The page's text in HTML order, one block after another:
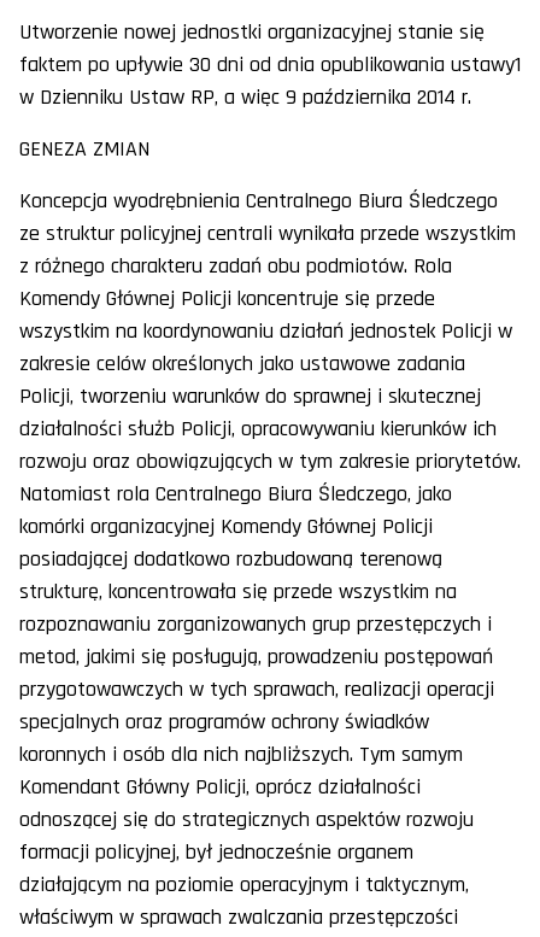
Utworzenie nowej jednostki organizacyjnej stanie się
faktem po upływie 30 dni od dnia opublikowania ustawy1
w Dzienniku Ustaw RP, a więc 9 października 2014 r.
GENEZA ZMIAN
Koncepcja wyodrębnienia Centralnego Biura Śledczego
ze struktur policyjnej centrali wynikała przede wszystkim
z różnego charakteru zadań obu podmiotów. Rola
Komendy Głównej Policji koncentruje się przede
wszystkim na koordynowaniu działań jednostek Policji w
zakresie celów określonych jako ustawowe zadania
Policji, tworzeniu warunków do sprawnej i skutecznej
działalności służb Policji, opracowywaniu kierunków ich
rozwoju oraz obowiązujących w tym zakresie priorytetów.
Natomiast rola Centralnego Biura Śledczego, jako
komórki organizacyjnej Komendy Głównej Policji
posiadającej dodatkowo rozbudowaną terenową
strukturę, koncentrowała się przede wszystkim na
rozpoznawaniu zorganizowanych grup przestępczych i
metod, jakimi się posługują, prowadzeniu postępowań
przygotowawczych w tych sprawach, realizacji operacji
specjalnych oraz programów ochrony świadków
koronnych i osób dla nich najbliższych. Tym samym
Komendant Główny Policji, oprócz działalności
odnoszącej się do strategicznych aspektów rozwoju
formacji policyjnej, był jednocześnie organem
działającym na poziomie operacyjnym i taktycznym,
właściwym w sprawach zwalczania przestępczości